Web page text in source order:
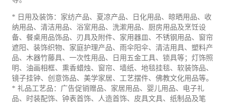
* 日用及装饰：家纺产品、 夏凉产品、日化用品、晾晒用品、收
纳用品、清洁用品、浴室用品、 洗漱用品、 厨房用品及烹饪设
备、 餐桌用品饰品、刃具及附件、家用器皿、不锈钢用品、 窗帘
遮阳、装饰织物、家庭护理产品、雨伞阳伞、清洁用具、 塑料产
品、木器竹藤具、一次性用品、日用 五金工具、锁具等； 灯饰照
明 、油画相框、熏香蜡烛、窗帘、墙纸、地毯挂毯、软装饰品、
镜子挂钟、创意饰品、 美学家居、 工艺摆件、佛教文化用品等。
* 礼品工艺品： 广告促销赠品、家居用品、婴儿用品、电子礼
品、时装配饰、钟表首饰、人造首饰、皮具文具、 纸制品及笔